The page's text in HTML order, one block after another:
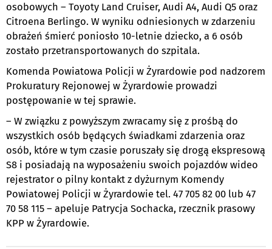
osobowych – Toyoty Land Cruiser, Audi A4, Audi Q5 oraz
Citroena Berlingo. W wyniku odniesionych w zdarzeniu
obrażeń śmierć poniosło 10-letnie dziecko, a 6 osób
zostało przetransportowanych do szpitala.
Komenda Powiatowa Policji w Żyrardowie pod nadzorem
Prokuratury Rejonowej w Żyrardowie prowadzi
postępowanie w tej sprawie.
– W związku z powyższym zwracamy się z prośbą do
wszystkich osób będących świadkami zdarzenia oraz
osób, które w tym czasie poruszały się drogą ekspresową
S8 i posiadają na wyposażeniu swoich pojazdów wideo
rejestrator o pilny kontakt z dyżurnym Komendy
Powiatowej Policji w Żyrardowie tel. 47 705 82 00 lub 47
70 58 115 – apeluje Patrycja Sochacka, rzecznik prasowy
KPP w Żyrardowie.